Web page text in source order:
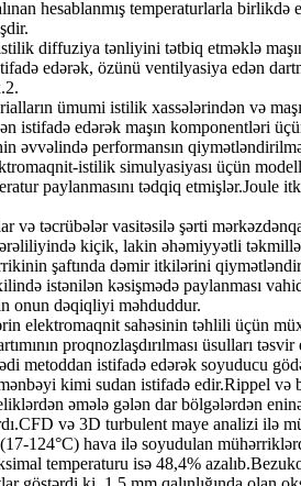
hesablanmış temperaturlarla birlikdə
diffuziya tənliyini tətbiq etməklə
edərək, özünü ventilyasiya edən
ümumi istilik xassələrindən və
istifadə edərək maşın komponentləri
əvvəlində performansın
istilik simulyasiyası üçün
paylanmasını tədqiq etmişlər.Joule
və təcrübələr vasitəsilə şərti
kiçik, lakin əhəmiyyətli
şaftında dəmir itkilərini
istənilən kəsişmədə paylanması
onun dəqiqliyi məhduddur.
elektromaqnit sahəsinin təhlili üçün
proqnozlaşdırılması üsulları
metoddan istifadə edərək soyuducu
kimi sudan istifadə edir.Rippel və
əmələ gələn dar bölgələrdən
və 3D turbulent maye analizi ilə
124°C) hava ilə soyudulan
temperaturu isə 48,4%